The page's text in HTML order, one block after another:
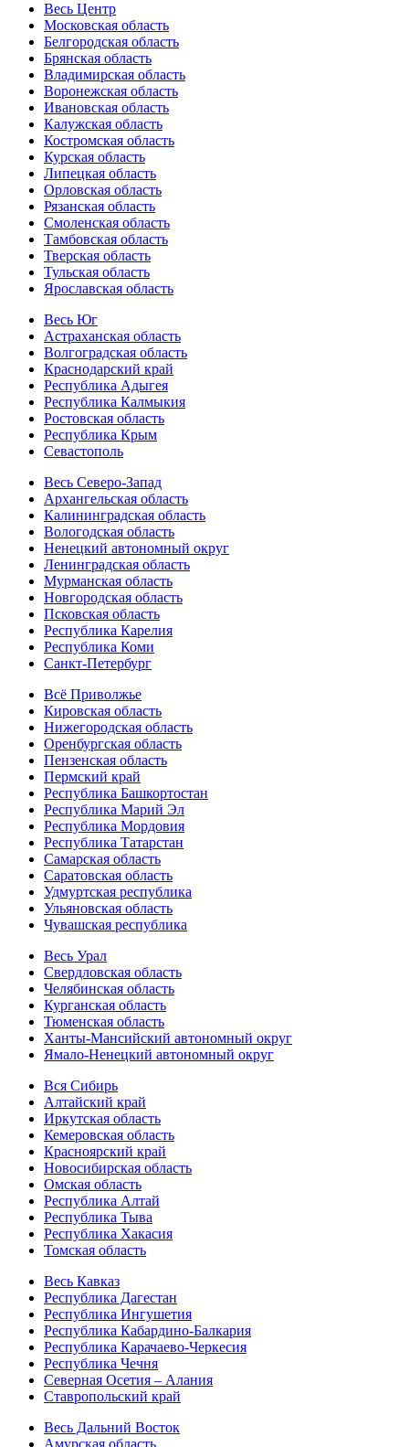
Весь Центр
Московская область
Белгородская область
Брянская область
Владимирская область
Воронежская область
Ивановская область
Калужская область
Костромская область
Курская область
Липецкая область
Орловская область
Рязанская область
Смоленская область
Тамбовская область
Тверская область
Тульская область
Ярославская область
Весь Юг
Астраханская область
Волгоградская область
Краснодарский край
Республика Адыгея
Республика Калмыкия
Ростовская область
Республика Крым
Севастополь
Весь Северо-Запад
Архангельская область
Калининградская область
Вологодская область
Ненецкий автономный округ
Ленинградская область
Мурманская область
Новгородская область
Псковская область
Республика Карелия
Республика Коми
Санкт-Петербург
Всё Приволжье
Кировская область
Нижегородская область
Оренбургская область
Пензенская область
Пермский край
Республика Башкортостан
Республика Марий Эл
Республика Мордовия
Республика Татарстан
Самарская область
Саратовская область
Удмуртская республика
Ульяновская область
Чувашская республика
Весь Урал
Свердловская область
Челябинская область
Курганская область
Тюменская область
Ханты-Мансийский автономный округ
Ямало-Ненецкий автономный округ
Вся Сибирь
Алтайский край
Иркутская область
Кемеровская область
Красноярский край
Новосибирская область
Омская область
Республика Алтай
Республика Тыва
Республика Хакасия
Томская область
Весь Кавказ
Республика Дагестан
Республика Ингушетия
Республика Кабардино-Балкария
Республика Карачаево-Черкесия
Республика Чечня
Северная Осетия – Алания
Ставропольский край
Весь Дальний Восток
Амурская область